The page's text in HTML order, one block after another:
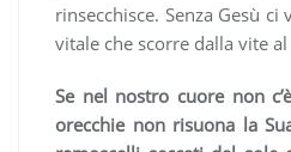
rinsecchisce. Senza Gesù
vitale che scorre dalla vite
Se nel nostro cuore non
orecchie non risuona la